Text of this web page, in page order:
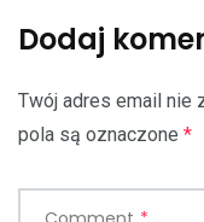
Dodaj
Twój adres email nie
pola są oznaczone *